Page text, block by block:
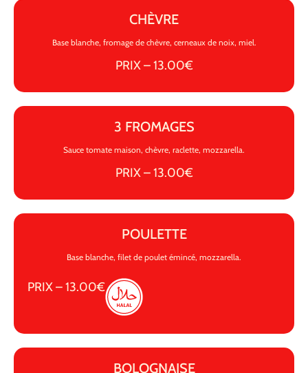
CHÈVRE
Base blanche, fromage de chèvre, cerneaux de noix, miel.
PRIX – 13.00€
3 FROMAGES
Sauce tomate maison, chèvre, raclette, mozzarella.
PRIX – 13.00€
POULETTE
Base blanche, filet de poulet émincé, mozzarella.
PRIX – 13.00€
BOLOGNAISE